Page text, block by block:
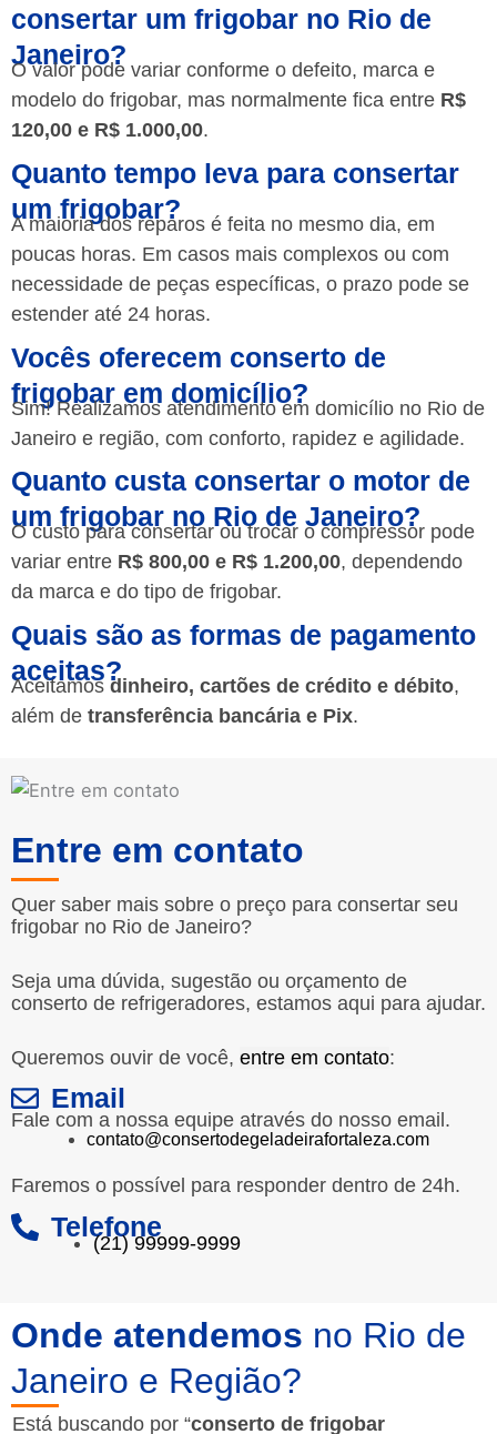
consertar um frigobar no Rio de
Janeiro?
O valor pode variar conforme o defeito, marca e
modelo do frigobar, mas normalmente fica entre R$
120,00 e R$ 1.000,00.
Quanto tempo leva para consertar
um frigobar?
A maioria dos reparos é feita no mesmo dia, em
poucas horas. Em casos mais complexos ou com
necessidade de peças específicas, o prazo pode se
estender até 24 horas.
Vocês oferecem conserto de
frigobar em domicílio?
Sim! Realizamos atendimento em domicílio no Rio de
Janeiro e região, com conforto, rapidez e agilidade.
Quanto custa consertar o motor de
um frigobar no Rio de Janeiro?
O custo para consertar ou trocar o compressor pode
variar entre R$ 800,00 e R$ 1.200,00, dependendo
da marca e do tipo de frigobar.
Quais são as formas de pagamento
aceitas?
Aceitamos dinheiro, cartões de crédito e débito,
além de transferência bancária e Pix.
Entre em contato
Quer saber mais sobre o preço para consertar seu
frigobar no Rio de Janeiro?
Seja uma dúvida, sugestão ou orçamento de
conserto de refrigeradores, estamos aqui para ajudar.
Queremos ouvir de você, entre em contato:
Email
Fale com a nossa equipe através do nosso email.
contato@consertodegeladeirafortaleza.com
Faremos o possível para responder dentro de 24h.
Telefone
(21) 99999-9999
Onde atendemos no Rio de
Janeiro e Região?
Está buscando por “conserto de frigobar